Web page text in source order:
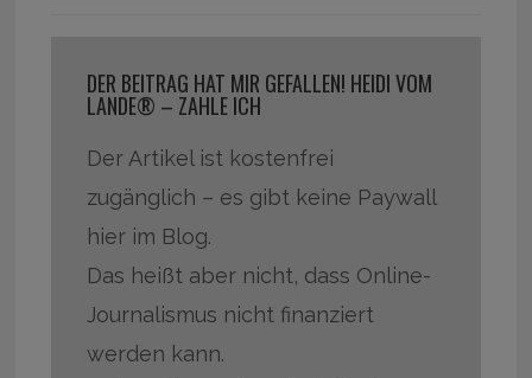
DER BEITRAG HAT MIR GEFALLEN! HEIDI VOM
LANDE® – ZAHLE ICH
Der Artikel ist kostenfrei
zugänglich – es gibt keine Paywall
hier im Blog.
Das heißt aber nicht, dass Online-
Journalismus nicht finanziert
werden kann.